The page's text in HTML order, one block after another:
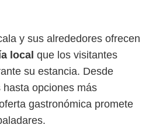
y sus alrededores ofrecen
local que los visitantes
su estancia. Desde
opciones más
gastronómica promete